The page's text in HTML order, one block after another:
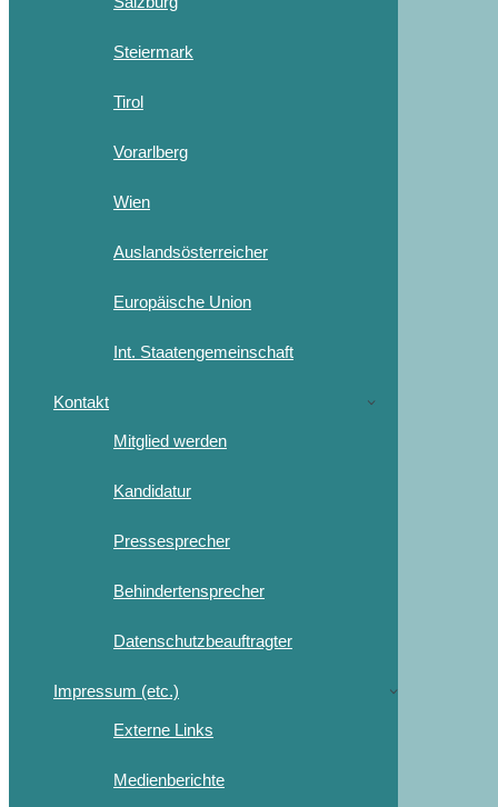
Steiermark
Tirol
Vorarlberg
Wien
Auslandsösterreicher
Europäische Union
Int. Staatengemeinschaft
Kontakt
Mitglied werden
Kandidatur
Pressesprecher
Behindertensprecher
Datenschutzbeauftragter
Impressum (etc.)
Externe Links
Medienberichte